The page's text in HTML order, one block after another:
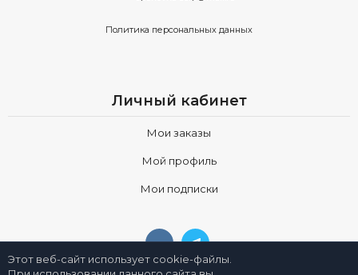
Политика персональных данных
Личный кабинет
Мои заказы
Мой профиль
Мои подписки
Этот веб-сайт использует cookie-файлы.